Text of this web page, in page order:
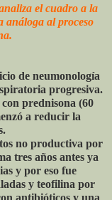
el cuadro a la
análoga al proceso
de neumonología
progresiva.
prednisona (60
a reducir la
no productiva por
tres años antes ya
y por eso fue
y teofilina por
antibióticos y una